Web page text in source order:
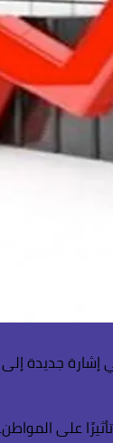
وكالة رويترز،، أن ينخفض معدل التضخم العام في مصر إلى 11.7%
على المواطن.